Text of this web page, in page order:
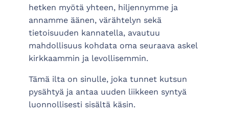
hetken myötä yhteen, hiljennymme ja
annamme äänen, värähtelyn sekä
tietoisuuden kannatella, avautuu
mahdollisuus kohdata oma seuraava askel
kirkkaammin ja levollisemmin.
Tämä ilta on sinulle, joka tunnet kutsun
pysähtyä ja antaa uuden liikkeen syntyä
luonnollisesti sisältä käsin.